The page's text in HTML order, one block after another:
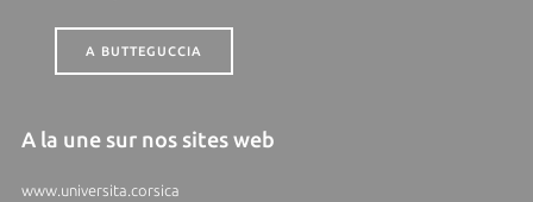
A BUTTEGUCCIA
A la une sur nos sites web
www.universita.corsica